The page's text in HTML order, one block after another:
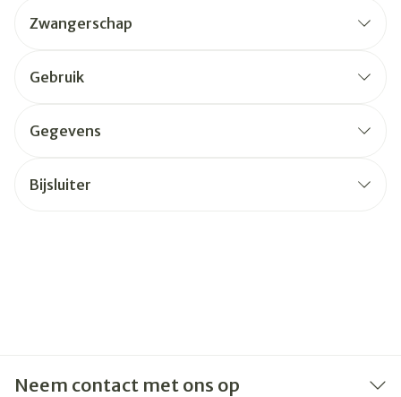
Zwangerschap
Gebruik
Gegevens
Bijsluiter
Neem contact met ons op